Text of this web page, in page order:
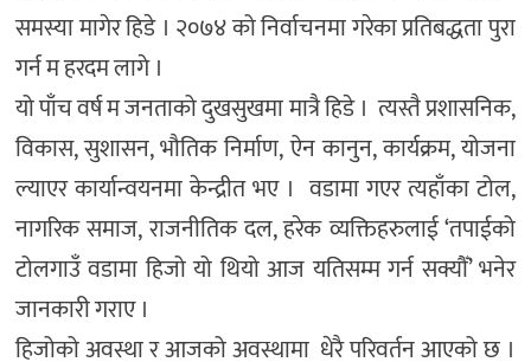
समस्या मागेर हिडे । २०७४ को निर्वाचनमा गरेका प्रतिबद्धता पुरा
गर्न म हरदम लागे ।
यो पाँच वर्ष म जनताको दुखसुखमा मात्रै हिडे । त्यस्तै प्रशासनिक,
विकास, सुशासन, भौतिक निर्माण, ऐन कानुन, कार्यक्रम, योजना
ल्याएर कार्यान्वयनमा केन्द्रीत भए । वडामा गएर त्यहाँका टोल,
नागरिक समाज, राजनीतिक दल, हरेक व्यक्तिहरुलाई ‘तपाईको
टोलगाउँ वडामा हिजो यो थियो आज यतिसम्म गर्न सक्यौँ’ भनेर
जानकारी गराए ।
हिजोको अवस्था र आजको अवस्थामा धेरै परिवर्तन आएको छ ।